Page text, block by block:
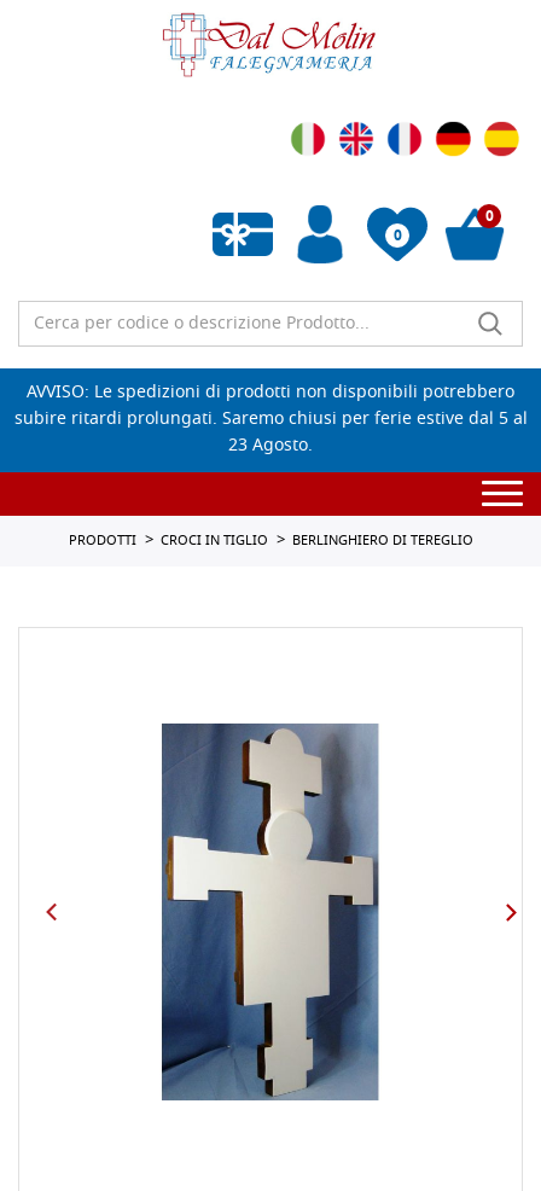
0
Wishlist vuota
0
AVVISO: Le spedizioni di prodotti non disponibili potrebbero
subire ritardi prolungati. Saremo chiusi per ferie estive dal 5 al
23 Agosto.
PRODOTTI CROCI IN TIGLIO BERLINGHIERO DI TEREGLIO